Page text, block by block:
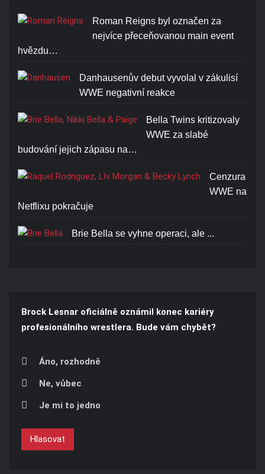
Roman Reigns byl označen za
nejvíce přeceňovanou main event
hvězdu…
Danhausenův debut vyvolal v zákulisí
WWE negativní reakce
Bella Twins kritizovaly
WWE za slabé
budování jejich zápasu na…
Cenzura
WWE na
Netflixu pokračuje
Brie Bella se vyhne operaci, ale ...
Brock Lesnar oficiálně oznámil konec kariéry
profesionálního wrestlera. Bude vám chybět?
Áno, rozhodně
Ne, vůbec
Je mi to jedno
Hlasovat